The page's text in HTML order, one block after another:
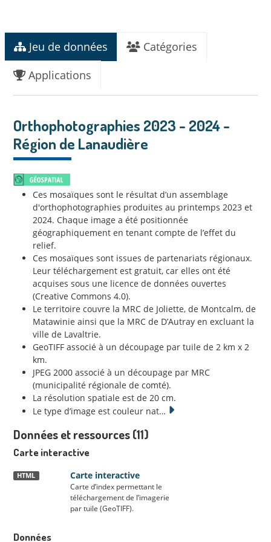
Jeu de données
Catégories
Applications
Orthophotographies 2023 - 2024 -
Région de Lanaudière
Ces mosaïques sont le résultat d’un assemblage
d'orthophotographies produites au printemps 2023 et
2024. Chaque image a été positionnée
géographiquement en tenant compte de l’effet du
relief.
Ces mosaïques sont issues de partenariats régionaux.
Leur téléchargement est gratuit, car elles ont été
acquises sous une licence de données ouvertes
(Creative Commons 4.0).
Le territoire couvre la MRC de Joliette, de Montcalm, de
Matawinie ainsi que la MRC de D’Autray en excluant la
ville de Lavaltrie.
GeoTIFF associé à un découpage par tuile de 2 km x 2
km.
JPEG 2000 associé à un découpage par MRC
(municipalité régionale de comté).
La résolution spatiale est de 20 cm.
Le type d’image est couleur nat…
Données et ressources (11)
Carte interactive
Carte interactive
HTML
Carte d’index permettant le
téléchargement de l’imagerie
par tuile (GeoTIFF).
Données